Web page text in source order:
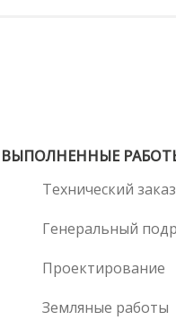
ВЫПОЛНЕННЫЕ
Технический
Генеральный
Проектирование
Земляные работы